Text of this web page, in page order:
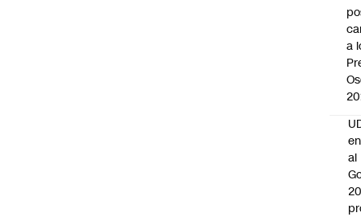
a
al
20